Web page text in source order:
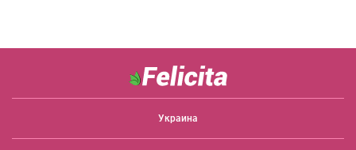
Украина